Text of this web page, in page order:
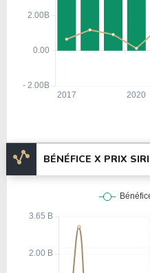
BÉNÉFICE X PRIX SIRI